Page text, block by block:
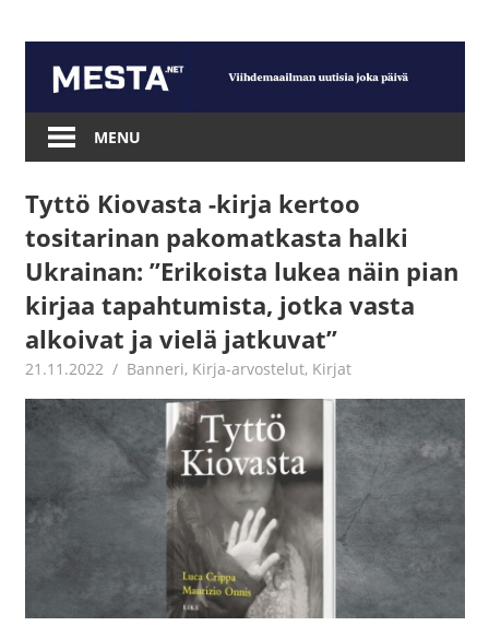
content
Mesta.net
MENU
Tyttö Kiovasta -kirja kertoo
tositarinan pakomatkasta halki
Ukrainan: ”Erikoista lukea näin pian
kirjaa tapahtumista, jotka vasta
alkoivat ja vielä jatkuvat”
21.11.2022 Jouni Hirn
Banneri, Kirja-arvostelut, Kirjat